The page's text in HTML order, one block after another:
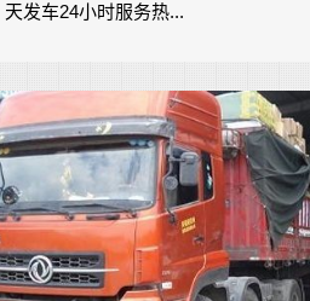
天发车24小时服务热...